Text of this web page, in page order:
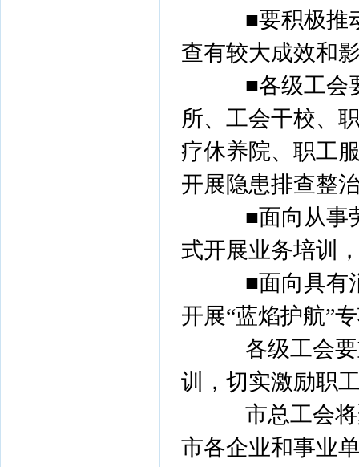
■要积极推动
查有较大成效和
■各级工会要
所、工会干校、
疗休养院、职工
开展隐患排查整
■面向从事劳
式开展业务培训
■面向具有消
开展“蓝焰护航”
各级工会要
训，切实激励职
市总工会将
市各企业和事业